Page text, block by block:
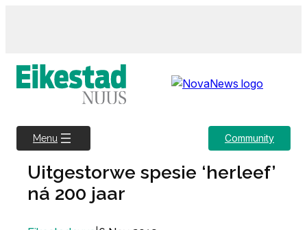
Menu Community
Uitgestorwe spesie ‘herleef’
ná 200 jaar